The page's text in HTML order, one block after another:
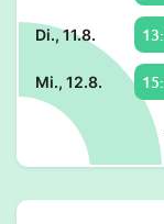
Di., 11.8.
Mi., 12.8.